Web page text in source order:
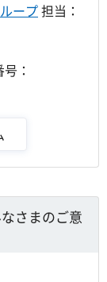
ープ担当：
：
さまのご意